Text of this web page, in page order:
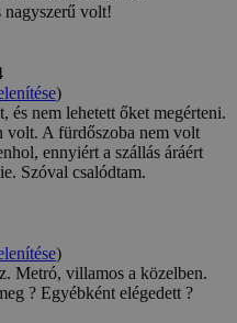
nagyszerű volt!
)
és nem lehetett őket megérteni.
volt. A fürdőszoba nem volt
ennyiért a szállás áráért
Szóval csalódtam.
)
Metró, villamos a közelben.
? Egyébként elégedett ?